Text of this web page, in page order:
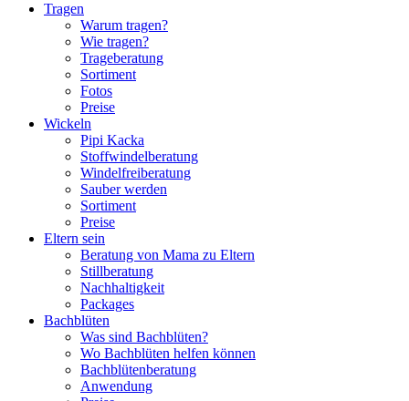
Tragen
Warum tragen?
Wie tragen?
Trageberatung
Sortiment
Fotos
Preise
Wickeln
Pipi Kacka
Stoffwindelberatung
Windelfreiberatung
Sauber werden
Sortiment
Preise
Eltern sein
Beratung von Mama zu Eltern
Stillberatung
Nachhaltigkeit
Packages
Bachblüten
Was sind Bachblüten?
Wo Bachblüten helfen können
Bachblütenberatung
Anwendung